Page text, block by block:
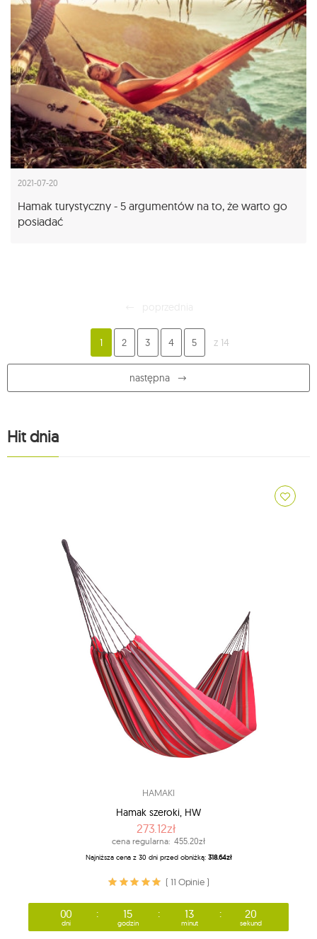
2021-07-20
Hamak turystyczny - 5 argumentów na to, że warto go
posiadać
1 2 3 4 5 z 14
następna
Hit dnia
HAMAKI
Hamak szeroki, HW
273.12zł
cena regularna: 455.20zł
Najniższa cena z 30 dni przed obniżką: 318.64zł
( 11 Opinie )
00
dni
15
godzin
13
minut
18
sekund